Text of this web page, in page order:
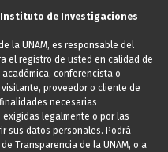
Instituto de Investigaciones
la UNAM, es responsable del
el registro de usted en calidad de
conferencista o
proveedor o cliente de
necesarias
legalmente o por las
sus datos personales. Podrá
Transparencia de la UNAM, o a